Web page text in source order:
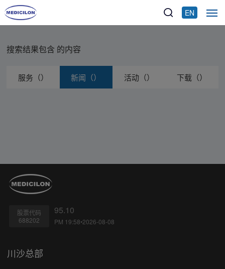
EN
搜索结果包含 的内容
服务（） 新闻（） 活动（） 下载（）
股票代码
688202
95.10
PM 19:58•2026-08-08
川沙总部